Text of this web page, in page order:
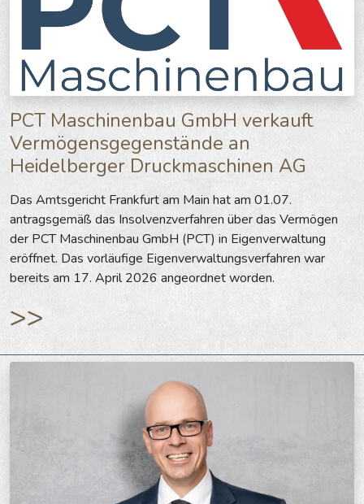
PCT Maschinenbau GmbH verkauft
Vermögensgegenstände an
Heidelberger Druckmaschinen AG
Das Amtsgericht Frankfurt am Main hat am 01.07.
antragsgemäß das Insolvenzverfahren über das Vermögen
der PCT Maschinenbau GmbH (PCT) in Eigenverwaltung
eröffnet. Das vorläufige Eigenverwaltungsverfahren war
bereits am 17. April 2026 angeordnet worden.
>>